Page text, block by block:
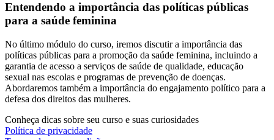
Entendendo a importância das políticas públicas
para a saúde feminina
No último módulo do curso, iremos discutir a importância das
políticas públicas para a promoção da saúde feminina, incluindo a
garantia de acesso a serviços de saúde de qualidade, educação
sexual nas escolas e programas de prevenção de doenças.
Abordaremos também a importância do engajamento político para a
defesa dos direitos das mulheres.
Conheça dicas sobre seu curso e suas curiosidades
Política de privacidade